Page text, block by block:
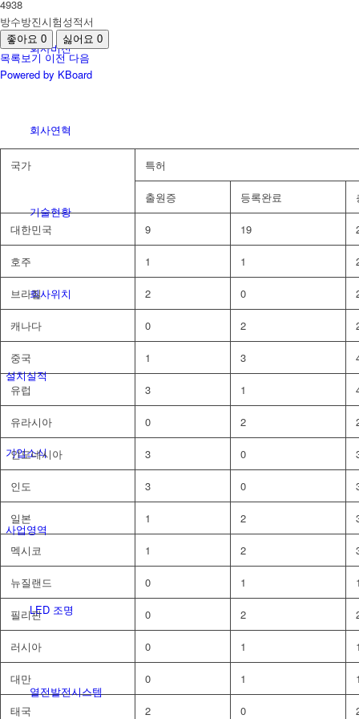
회사비전
회사연혁
기술현황
회사위치
설치실적
기업소식
사업영역
LED 조명
열전발전시스템
4938
방수방진시험성적서
좋아요 0 싫어요 0
목록보기 이전 다음
Powered by KBoard
국가 특허
출원증 등록완료
대한민국 9 19
호주 1 1
브라질 2 0
캐나다 0 2
중국 1 3
유럽 3 1
유라시아 0 2
인도네시아 3 0
인도 3 0
일본 1 2
멕시코 1 2
뉴질랜드 0 1
필리핀 0 2
러시아 0 1
대만 0 1
태국 2 0